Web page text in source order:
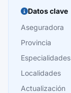
Burgos
Cáceres
Cádiz
Cantabria
Castellón
Datos clave
Aseguradora
Provincia
Especialidades
Localidades
Actualización